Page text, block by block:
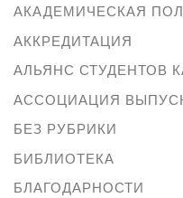
АКАДЕМИЧЕСКАЯ
АККРЕДИТАЦИЯ
АЛЬЯНС СТУДЕНТОВ
АССОЦИАЦИЯ
БЕЗ РУБРИКИ
БИБЛИОТЕКА
БЛАГОДАРНОСТИ